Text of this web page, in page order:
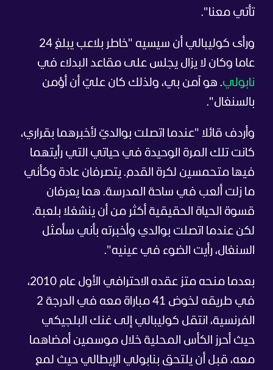
تأتي معنا".
ورأى كوليبالي أن سيسيه "خاطر بلاعب يبلغ 24
عاما وكان لا يزال يجلس على مقاعد البدلاء في
نابولي. هو آمن بي، ولذلك كان عليّ أن أؤمن
بالسنغال".
وأردف قائلا "عندما اتصلت بوالديّ لأخبرهما بقراري،
كانت تلك المرة الوحيدة في حياتي التي رأيتهما
فيها متحمسين لكرة القدم. يتصرفان عادة وكأني
ما زلت ألعب في ساحة المدرسة. هما يعرفان
قسوة الحياة الحقيقية أكثر من أن ينشغلا بلعبة.
لكن عندما اتصلت بوالدي وأخبرته بأني سأمثل
السنغال، رأيت الضوء في عينيه".
بعدما منحه متز عقده الاحترافي الأول عام 2010،
في طريقه لخوض 41 مباراة معه في الدرجة 2
الفرنسية، انتقل كوليبالي إلى غنك البلجيكي
حيث أحرز الكأس المحلية خلال موسمين أمضاهما
معه، قبل أن يلتحق بنابولي الإيطالي حيث لمع